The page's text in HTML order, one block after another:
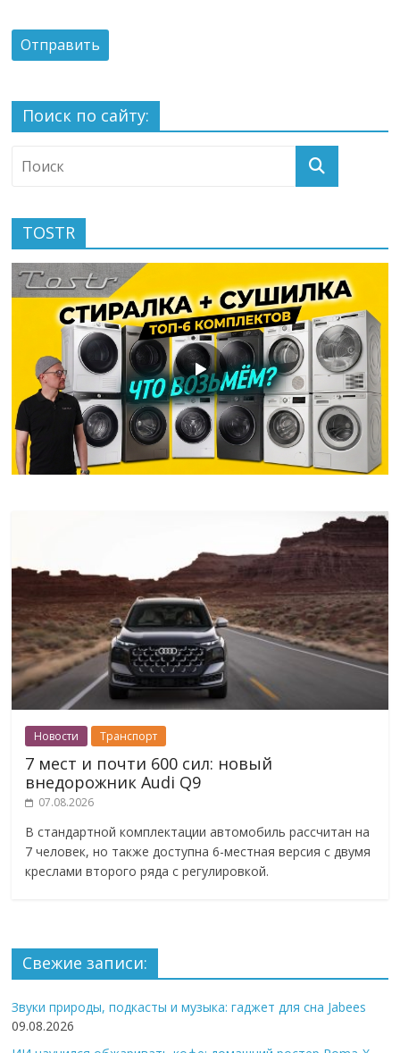
Поиск по сайту:
TOSTR
Новости Транспорт
7 мест и почти 600 сил: новый
внедорожник Audi Q9
07.08.2026
В стандартной комплектации автомобиль рассчитан на
7 человек, но также доступна 6-местная версия с двумя
креслами второго ряда с регулировкой.
Свежие записи:
Звуки природы, подкасты и музыка: гаджет для сна Jabees
09.08.2026